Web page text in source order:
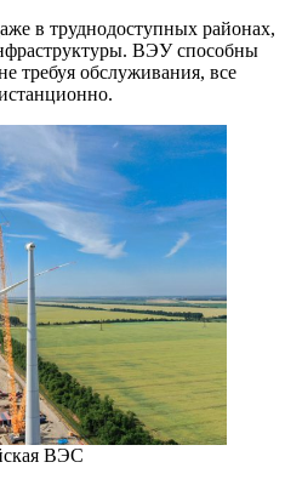
в труднодоступных районах,
ВЭУ способны
требуя обслуживания, все
ВЭС